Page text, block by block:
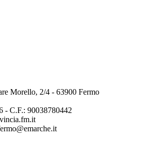
Morello, 2/4 - 63900 Fermo
- C.F.: 90038780442